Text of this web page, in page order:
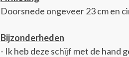
Doorsnede ongeveer 23 cm en
Bijzonderheden
- Ik heb deze schijf met de hand